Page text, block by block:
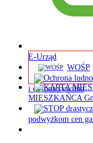
E-Urząd
WOŚP
i obrona cywilna
MIESZKAŃCA
podwyżkom cen